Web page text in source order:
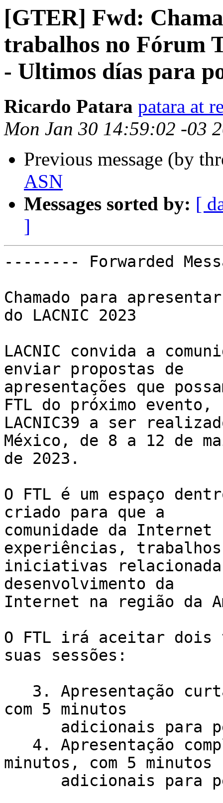
[GTER] Fwd:
trabalhos no Fórum
- Ultimos días para
Ricardo Patara patara at
Mon Jan 30 14:59:02 -03
Previous message (by
ASN
Messages sorted by: [
]
-------- Forwarded
Chamado para
do LACNIC 2023
LACNIC convida a
enviar propostas de
apresentações que
FTL do próximo evento,
LACNIC39 a ser
México, de 8 a 12 de
de 2023.
O FTL é um espaço
criado para que a
comunidade da Internet
experiências,
iniciativas
desenvolvimento da
Internet na região da
O FTL irá aceitar dois
suas sessões:
com 5 minutos
minutos, com 5 minutos